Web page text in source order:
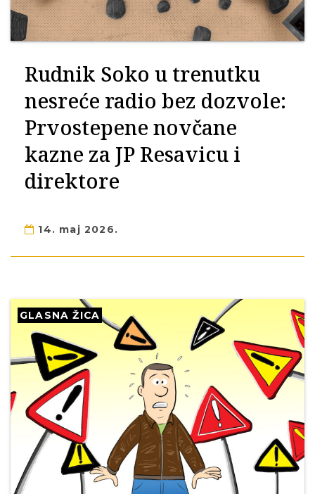
Rudnik Soko u trenutku
nesreće radio bez dozvole:
Prvostepene novčane
kazne za JP Resavicu i
direktore
14. maj 2026.
GLASNA ŽICA